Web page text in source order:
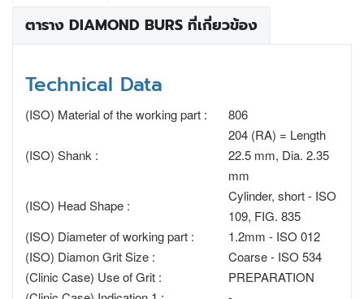
ตาราง DIAMOND BURS ที่เกี่ยวข้อง
Technical Data
(ISO) Material of the working part : 806
(ISO) Shank :
204 (RA) = Length
22.5 mm, Dia. 2.35
mm
(ISO) Head Shape :
Cylinder, short - ISO
109, FIG. 835
(ISO) Diameter of working part :
1.2mm - ISO 012
(ISO) Diamon Grit Size :
Coarse - ISO 534
(Clinic Case) Use of Grit :
PREPARATION